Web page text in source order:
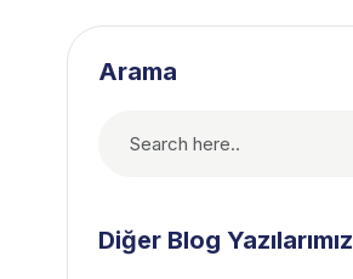
Arama
Diğer Blog Yazılarımız